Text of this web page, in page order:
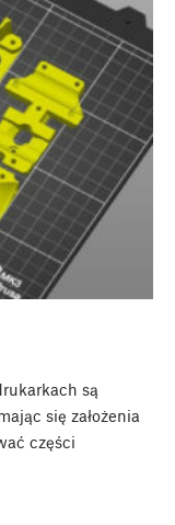
są
się założenia
części